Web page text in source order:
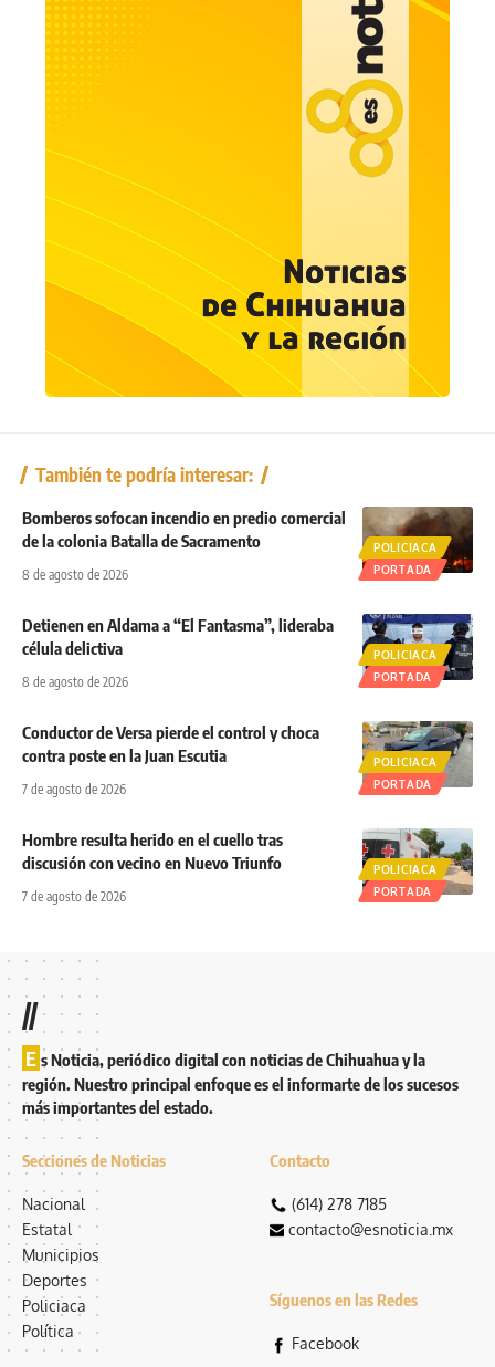
También te podría interesar:
POLICIACA
PORTADA
Bomberos sofocan incendio en predio comercial
de la colonia Batalla de Sacramento
8 de agosto de 2026
POLICIACA
PORTADA
Detienen en Aldama a “El Fantasma”, lideraba
célula delictiva
8 de agosto de 2026
POLICIACA
PORTADA
Conductor de Versa pierde el control y choca
contra poste en la Juan Escutia
7 de agosto de 2026
POLICIACA
PORTADA
Hombre resulta herido en el cuello tras
discusión con vecino en Nuevo Triunfo
7 de agosto de 2026
//
E s Noticia, periódico digital con noticias de Chihuahua y la
región. Nuestro principal enfoque es el informarte de los sucesos
más importantes del estado.
Secciones de Noticias
Nacional
Estatal
Municipios
Deportes
Policiaca
Política
Contacto
(614) 278 7185
contacto@esnoticia.mx
Síguenos en las Redes
Facebook